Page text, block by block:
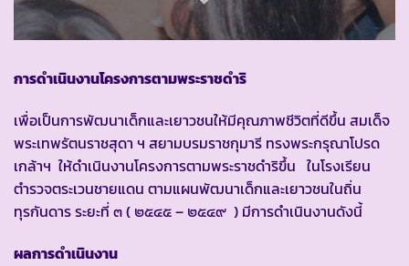
การดำเนินงานโครงการตามพระราชดำริ
เพื่อเป็นการพัฒนาเด็กและเยาวชนให้มีคุณภาพชีวิตที่ดีขึ้น สมเด็จ
พระเทพรัตนราชสุดา ฯ สยามบรมราชกุมารี ทรงพระกรุณาโปรด
เกล้าฯ ให้ดำเนินงานโครงการตามพระราชดำริขึ้น ในโรงเรียน
ตำรวจตระเวนชายแดน ตามแผนพัฒนาเด็กและเยาวชนในถิ่น
ทุรกันดาร ระยะที่ ๓ ( ๒๕๔๕ – ๒๕๔๙ ) มีการดำเนินงานดังนี้
ผลการดำเนินงาน